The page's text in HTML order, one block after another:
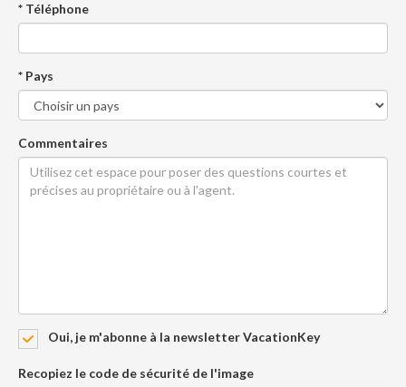
* Téléphone
* Pays
Commentaires
Oui, je m'abonne à la newsletter VacationKey
Recopiez le code de sécurité de l'image